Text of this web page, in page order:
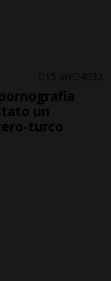
15 ore 4 32
un
turco